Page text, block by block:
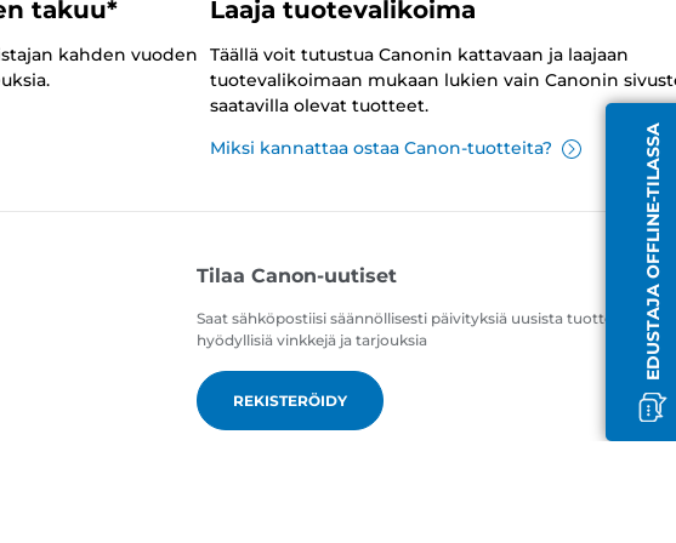
EDUSTAJA OFFLINE-TILASSA
takuu*
kahden vuoden
Laaja tuotevalikoima
Täällä voit tutustua Canonin kattavaan ja laajaan
tuotevalikoimaan mukaan lukien vain Canonin
saatavilla olevat tuotteet.
Miksi kannattaa ostaa Canon-tuotteita?
Tilaa Canon-uutiset
Saat sähköpostiisi säännöllisesti päivityksiä uusista tuotteista,
hyödyllisiä vinkkejä ja tarjouksia
REKISTERÖIDY